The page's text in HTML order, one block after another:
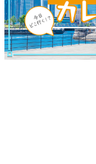
観光ガイド